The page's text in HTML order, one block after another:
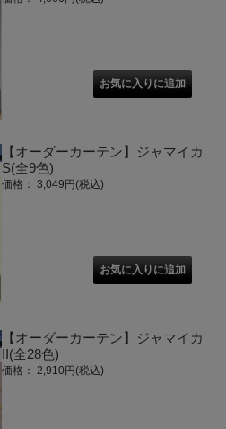
【オーダーカーテン】ジャマイカ
S(全9色)
価格： 3,049円(税込)
【オーダーカーテン】ジャマイカ
II(全28色)
価格： 2,910円(税込)